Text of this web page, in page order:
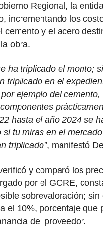
Regional, la
incrementando los
cemento y el acero
obra.
ha triplicado el monto;
triplicado en el
ejemplo del cemento,
hasta el año 2024 se
si tu miras en el
triplicado”, manifestó
y comparó los
por el GORE,
sobrevaloración; sin
el 10%, porcentaje que
del proveedor.